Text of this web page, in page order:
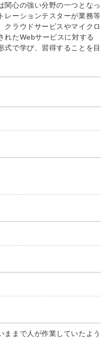
関心の強い分野の一つとなっ
レーションテスターが業務等
クラウドサービスやマイクロ
れたWebサービスに対する
式で学び、習得することを目
ままで人が作業していたよう